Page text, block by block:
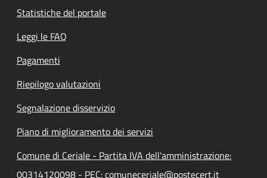
Statistiche del portale
Leggi le FAQ
Pagamenti
Riepilogo valutazioni
Segnalazione disservizio
Piano di miglioramento dei servizi
Comune di Ceriale - Partita IVA dell'amministrazione:
00314120098 - PEC: comuneceriale@postecert.it